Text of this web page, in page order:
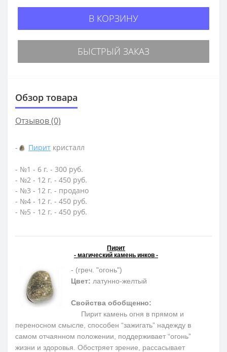
В КОРЗИНУ
БЫСТРЫЙ ЗАКАЗ
Обзор товара
Отзывов (0)
- Пирит кристалл
- №1 - 6 г. - 300 руб.
- №2 - 12 г. - 450 руб.
- №3 - 12 г. - продано
- №4 - 12 г. - 450 руб.
- №5 - 12 г. - 450 руб.
Пирит
- магический камень инков -
- (греч. "огонь")
Цвет: латунно-желтый
Свойства обобщенно:
Пирит камень огня в прямом и
переносном смысле, способен “зажигать” надежду в
самом отчаянном положении, поддерживает “огонь”
жизни и здоровья. Обостряет зрение, рассасывает